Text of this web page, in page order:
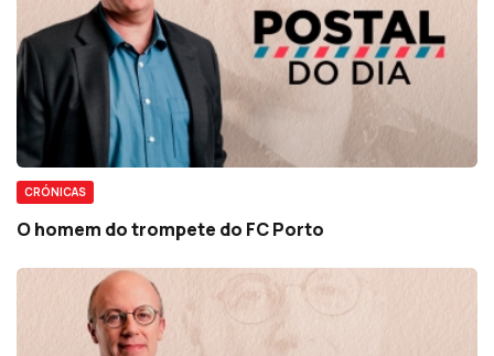
CRÓNICAS
O homem do trompete do FC Porto